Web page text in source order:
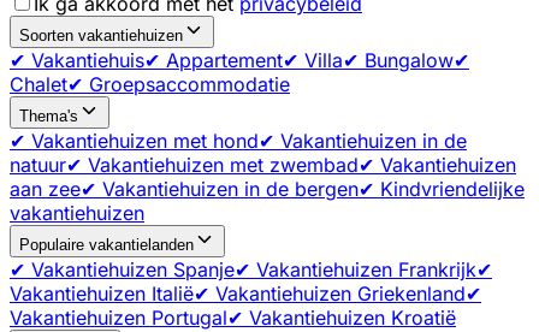
Soorten vakantiehuizen
✔ Vakantiehuis✔ Appartement✔ Villa✔ Bungalow✔
Chalet✔ Groepsaccommodatie
Thema's
✔ Vakantiehuizen met hond✔ Vakantiehuizen in de
natuur✔ Vakantiehuizen met zwembad✔ Vakantiehuizen
aan zee✔ Vakantiehuizen in de bergen✔ Kindvriendelijke
vakantiehuizen
Populaire vakantielanden
✔ Vakantiehuizen Spanje✔ Vakantiehuizen Frankrijk✔
Vakantiehuizen Italië✔ Vakantiehuizen Griekenland✔
Vakantiehuizen Portugal✔ Vakantiehuizen Kroatië